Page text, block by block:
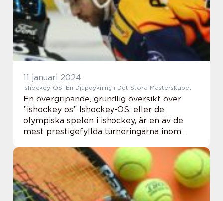
11 januari 2024
Ishockey-OS: En Djupdykning i Det Stora Mästerskapet
En övergripande, grundlig översikt över
”ishockey os” Ishockey-OS, eller de
olympiska spelen i ishockey, är en av de
mest prestigefyllda turneringarna inom
rum vart fjärde år och samlar de bästa
isho...